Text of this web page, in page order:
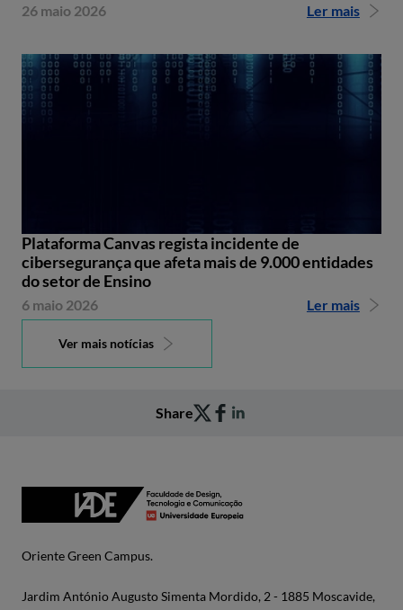
26 maio 2026 Ler mais
Plataforma Canvas regista incidente de
cibersegurança que afeta mais de 9.000 entidades
do setor de Ensino
6 maio 2026 Ler mais
Ver mais notícias
Share
Oriente Green Campus.
Jardim António Augusto Simenta Mordido, 2 - 1885 Moscavide,